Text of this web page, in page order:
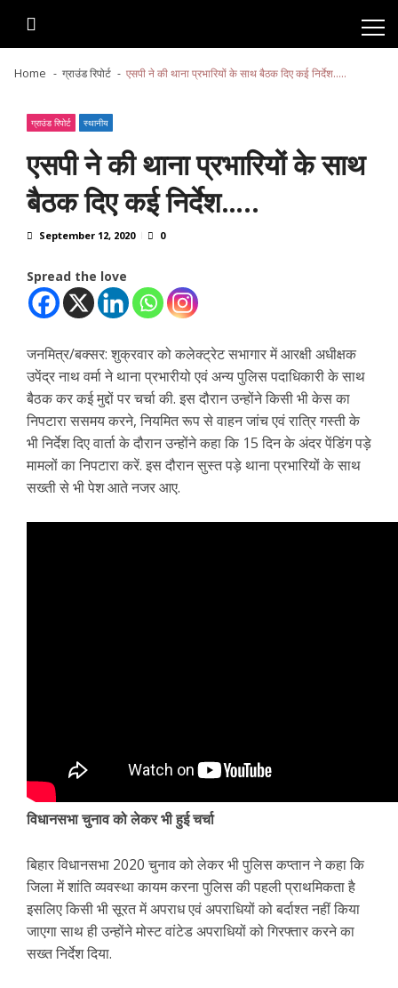
Home ग्राउंड रिपोर्ट एसपी ने की थाना प्रभारियों के साथ बैठक दिए कई निर्देश…..
ग्राउंड रिपोर्ट स्थानीय
एसपी ने की थाना प्रभारियों के साथ
बैठक दिए कई निर्देश…..
September 12, 2020 0
Spread the love
जनमित्र/बक्सर: शुक्रवार को कलेक्ट्रेट सभागार में आरक्षी अधीक्षक
उपेंद्र नाथ वर्मा ने थाना प्रभारीयो एवं अन्य पुलिस पदाधिकारी के साथ
बैठक कर कई मुद्दों पर चर्चा की. इस दौरान उन्होंने किसी भी केस का
निपटारा ससमय करने, नियमित रूप से वाहन जांच एवं रात्रि गस्ती के
भी निर्देश दिए वार्ता के दौरान उन्होंने कहा कि 15 दिन के अंदर पेंडिंग पड़े
मामलों का निपटारा करें. इस दौरान सुस्त पड़े थाना प्रभारियों के साथ
सख्ती से भी पेश आते नजर आए.
विधानसभा चुनाव को लेकर भी हुई चर्चा
बिहार विधानसभा 2020 चुनाव को लेकर भी पुलिस कप्तान ने कहा कि
जिला में शांति व्यवस्था कायम करना पुलिस की पहली प्राथमिकता है
इसलिए किसी भी सूरत में अपराध एवं अपराधियों को बर्दाश्त नहीं किया
जाएगा साथ ही उन्होंने मोस्ट वांटेड अपराधियों को गिरफ्तार करने का
सख्त निर्देश दिया.